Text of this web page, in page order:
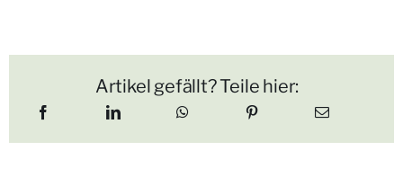
Artikel gefällt? Teile hier: